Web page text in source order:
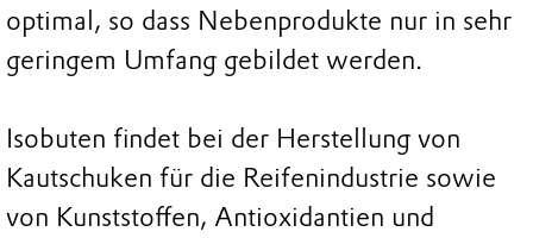
optimal, so dass Nebenprodukte nur in sehr
geringem Umfang gebildet werden.
Isobuten findet bei der Herstellung von
Kautschuken für die Reifenindustrie sowie
von Kunststoffen, Antioxidantien und